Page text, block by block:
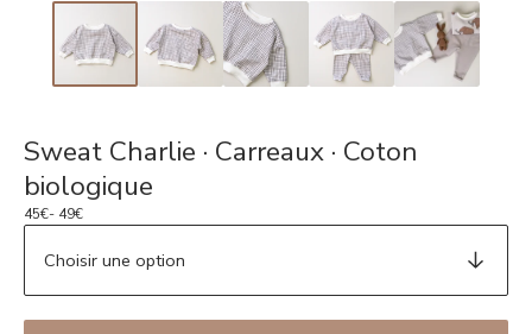
Sweat Charlie · Carreaux · Coton
biologique
45€- 49€